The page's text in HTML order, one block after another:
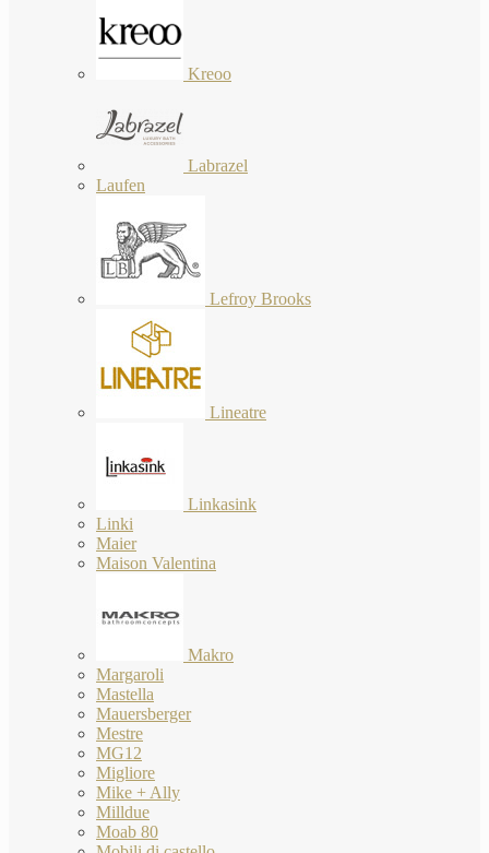
Kreoo
Labrazel
Laufen
Lefroy Brooks
Lineatre
Linkasink
Linki
Maier
Maison Valentina
Makro
Margaroli
Mastella
Mauersberger
Mestre
MG12
Migliore
Mike + Ally
Milldue
Moab 80